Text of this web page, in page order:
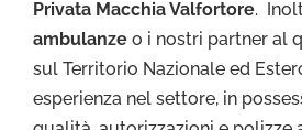
Privata Macchia Valfortore.
ambulanze o i nostri partner al
sul Territorio Nazionale ed
esperienza nel settore, in